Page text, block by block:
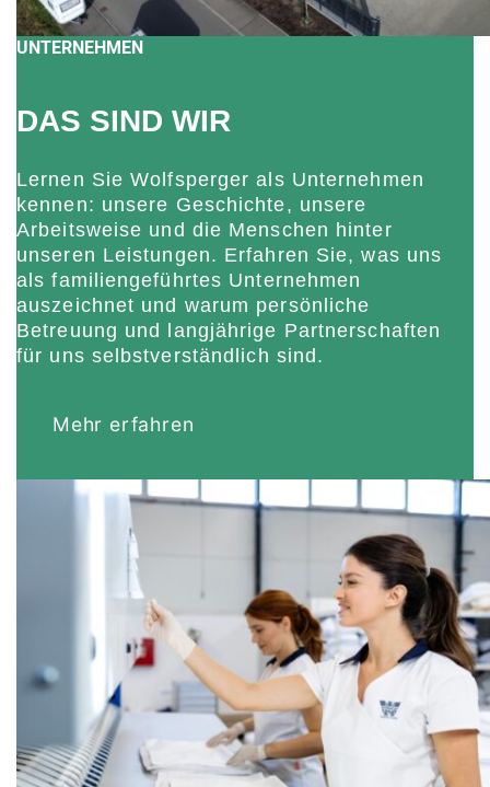
UNTERNEHMEN
DAS SIND WIR
Lernen Sie Wolfsperger als Unternehmen
kennen: unsere Geschichte, unsere
Arbeitsweise und die Menschen hinter
unseren Leistungen. Erfahren Sie, was uns
als familiengeführtes Unternehmen
auszeichnet und warum persönliche
Betreuung und langjährige Partnerschaften
für uns selbstverständlich sind.
Mehr erfahren